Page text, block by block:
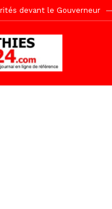
2 jours ago